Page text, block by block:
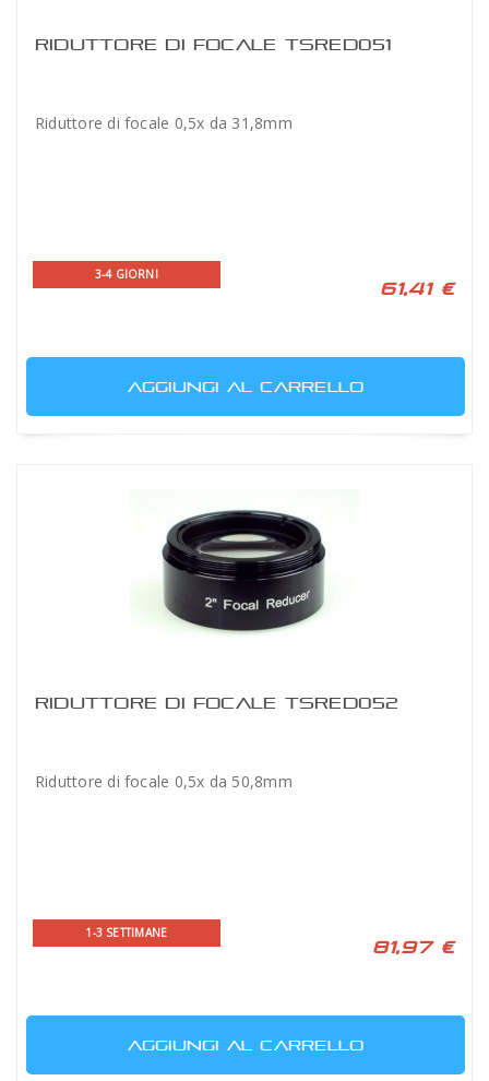
RIDUTTORE DI FOCALE TSRED051
Riduttore di focale 0,5x da 31,8mm
3-4 GIORNI
61,41 €
AGGIUNGI AL CARRELLO
RIDUTTORE DI FOCALE TSRED052
Riduttore di focale 0,5x da 50,8mm
1-3 SETTIMANE
81,97 €
AGGIUNGI AL CARRELLO